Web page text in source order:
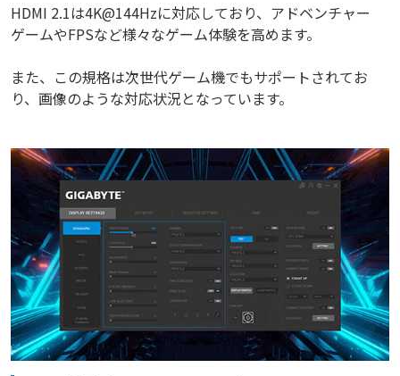
HDMI 2.1は4K@144Hzに対応しており、アドベンチャー
ゲームやFPSなど様々なゲーム体験を高めます。
また、この規格は次世代ゲーム機でもサポートされてお
り、画像のような対応状況となっています。